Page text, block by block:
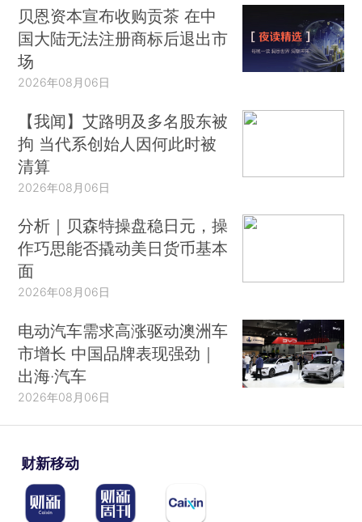
贝恩资本宣布收购贡茶 在中
国大陆无法注册商标后退出市
场
2026年08月06日
【我闻】艾路明及多名股东被
拘 当代系创始人因何此时被
清算
2026年08月06日
分析｜贝森特操盘稳日元，操
作巧思能否撬动美日货币基本
面
2026年08月06日
电动汽车需求高涨驱动澳洲车
市增长 中国品牌表现强劲｜
出海·汽车
2026年08月06日
财新移动